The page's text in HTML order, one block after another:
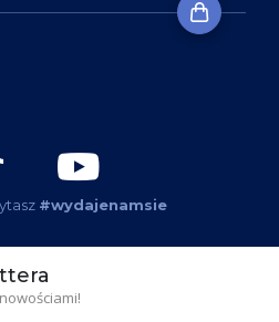
#wydajenamsie